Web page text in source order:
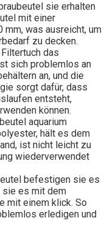
sie erhalten
mit einer
was ausreicht, um
zu decken.
das
sich problemlos an
an, und die
sorgt dafür, dass
entsteht,
können.
aquarium
hält es dem
ist nicht leicht zu
wiederverwendet
befestigen sie es
sie es mit dem
mit einem klick. So
erledigen und